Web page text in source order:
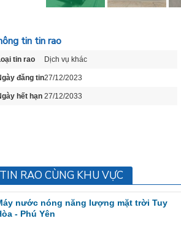
tin tin rao
tin rao Dịch vụ khác
đăng tin27/12/2023
hết hạn 27/12/2033
TIN RAO CÙNG KHU VỰC
nước nóng năng lượng mặt trời Tuy
- Phú Yên